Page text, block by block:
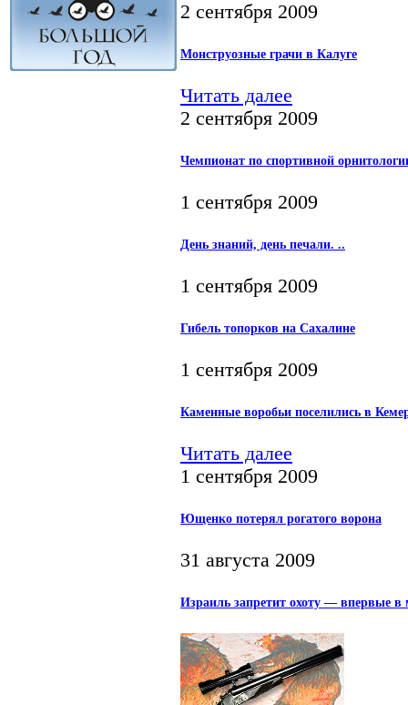
2 сентября 2009
Монструозные грачи в Калуге
Читать далее
2 сентября 2009
Чемпионат по спортивной
1 сентября 2009
День знаний, день печали. ..
1 сентября 2009
Гибель топорков на Сахалине
1 сентября 2009
Каменные воробьи поселились в
Читать далее
1 сентября 2009
Ющенко потерял рогатого ворона
31 августа 2009
Израиль запретит охоту — впервые в